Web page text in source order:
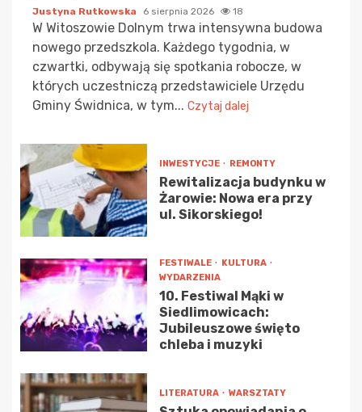
Justyna Rutkowska 6 sierpnia 2026 18
W Witoszowie Dolnym trwa intensywna budowa
nowego przedszkola. Każdego tygodnia, w
czwartki, odbywają się spotkania robocze, w
których uczestniczą przedstawiciele Urzędu
Gminy Świdnica, w tym... Czytaj dalej
INWESTYCJE REMONTY
Rewitalizacja budynku w
Żarowie: Nowa era przy
ul. Sikorskiego!
FESTIWALE
KULTURA
WYDARZENIA
10. Festiwal Mąki w
Siedlimowicach:
Jubileuszowe święto
chleba i muzyki
LITERATURA WARSZTATY